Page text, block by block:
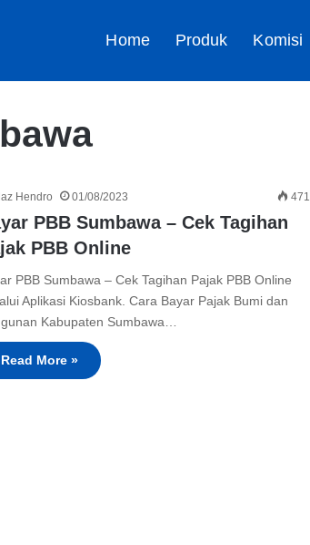
Home Produk Komisi
Hendro 01/08/2023 471
PBB Sumbawa – Cek Tagihan
PBB Online
PBB Sumbawa – Cek Tagihan Pajak PBB Online
Aplikasi Kiosbank. Cara Bayar Pajak Bumi dan
Kabupaten Sumbawa…
Read More »